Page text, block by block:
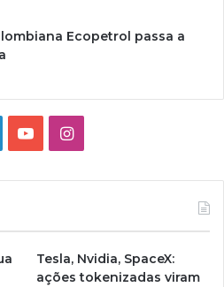
Ecopetrol passa a
YouTubeInstagram
Tesla, Nvidia, SpaceX:
ações tokenizadas viram